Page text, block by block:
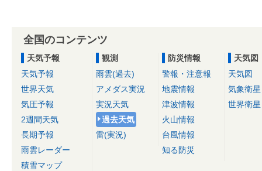
全国のコンテンツ
天気予報
天気予報
世界天気
気圧予報
2週間天気
長期予報
雨雲レーダー
積雪マップ
観測
雨雲(過去)
アメダス実況
実況天気
過去天気
雷(実況)
防災情報
警報・注意報
地震情報
津波情報
火山情報
台風情報
知る防災
天気図
天気図
気象衛星
世界衛星